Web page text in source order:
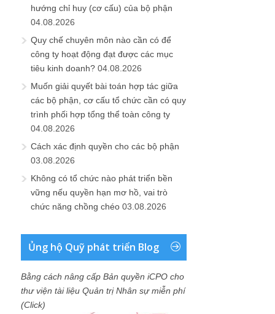
hướng chỉ huy (cơ cấu) của bộ phận
04.08.2026
Quy chế chuyên môn nào cần có để
công ty hoạt động đạt được các mục
tiêu kinh doanh? 04.08.2026
Muốn giải quyết bài toán hợp tác giữa
các bộ phận, cơ cấu tổ chức cần có quy
trình phối hợp tổng thể toàn công ty
04.08.2026
Cách xác định quyền cho các bộ phận
03.08.2026
Không có tổ chức nào phát triển bền
vững nếu quyền hạn mơ hồ, vai trò
chức năng chồng chéo 03.08.2026
Ủng hộ Quỹ phát triển Blog
Bằng cách nâng cấp Bản quyền iCPO cho
thư viện tài liệu Quản trị Nhân sự miễn phí
(Click)